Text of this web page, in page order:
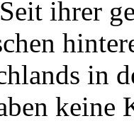
ihrer
in
keine